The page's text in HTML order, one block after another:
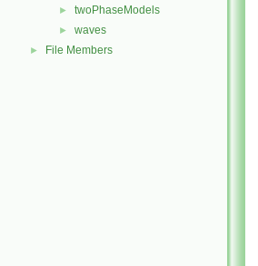
► twoPhaseModels
► waves
► File Members